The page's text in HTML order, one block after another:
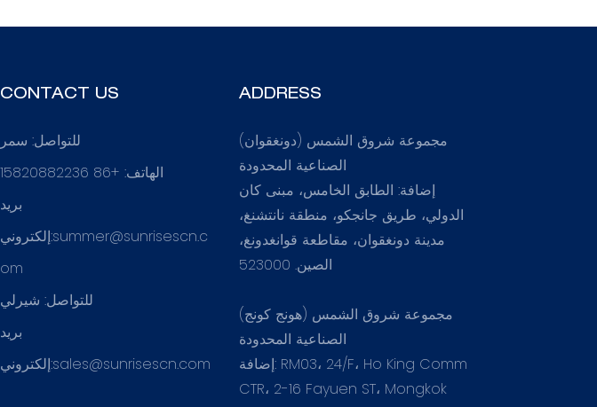
CONTACT US
للتواصل: سمر
الهاتف: +86 15820882236
بريد
إلكتروني:summer@sunrisescn.c
om
للتواصل: شيرلي
بريد
إلكتروني:sales@sunrisescn.com
ADDRESS
مجموعة شروق الشمس (دونغقوان)
إضافة: الطابق الخامس، مبنى كان
الدولي، طريق جانجكو، منطقة نانتشنغ،
مدينة دونغقوان، مقاطعة قوانغدونغ،
الصين. 523000
مجموعة شروق الشمس (هونج كونج)
إضافة: RM03، 24/F، Ho King Comm
CTR، 2-16 Fayuen ST، Mongkok